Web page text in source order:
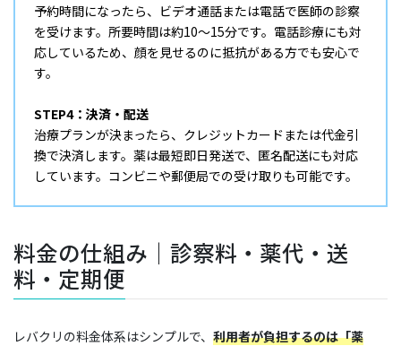
予約時間になったら、ビデオ通話または電話で医師の診察
を受けます。所要時間は約10〜15分です。電話診療にも対
応しているため、顔を見せるのに抵抗がある方でも安心で
す。
STEP4：決済・配送
治療プランが決まったら、クレジットカードまたは代金引
換で決済します。薬は最短即日発送で、匿名配送にも対応
しています。コンビニや郵便局での受け取りも可能です。
料金の仕組み｜診察料・薬代・送
料・定期便
レバクリの料金体系はシンプルで、 利用者が負担するのは「薬